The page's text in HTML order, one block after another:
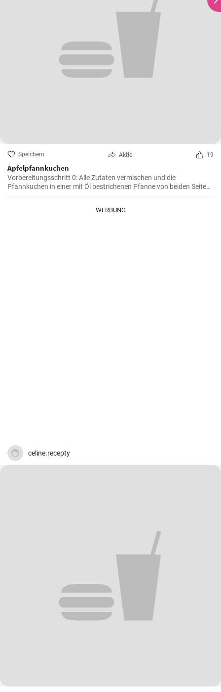
Speichern Aktie 19
Apfelpfannkuchen
Vorbereitungsschritt 0: Alle Zutaten vermischen und die
Pfannkuchen in einer mit Öl bestrichenen Pfanne von beiden Seiten
braten.
WERBUNG
celine.recepty